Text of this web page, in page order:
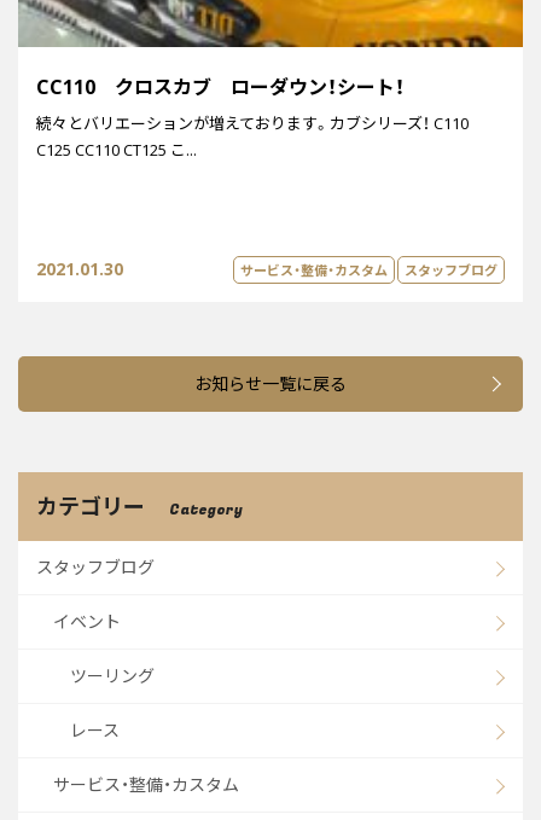
CC110 クロスカブ ローダウン！シート！
続々とバリエーションが増えております。カブシリーズ！ C110
C125 CC110 CT125 こ...
2021.01.30 サービス・整備・カスタム スタッフブログ
お知らせ一覧に戻る
カテゴリー Category
スタッフブログ
イベント
ツーリング
レース
サービス・整備・カスタム